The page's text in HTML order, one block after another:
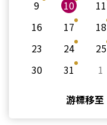
9
10 11
16
17 18
23
24 25
30
31 1
游標移至